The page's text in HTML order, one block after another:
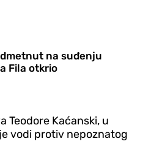
na suđenju
Fila otkrio
Teodore Kaćanski, u
vodi protiv nepoznatog